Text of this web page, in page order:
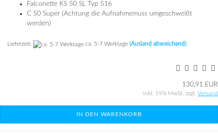
Falconette KS 50 SL Typ 516
C 50 Super (Achtung die Aufnahmemuss umgeschweißt
werden)
Lieferzeit: ca. 5-7 Werktage (Ausland abweichend)
130,91 EUR
inkl. 19% MwSt. zzgl. Versand
IN DEN WARENKORB